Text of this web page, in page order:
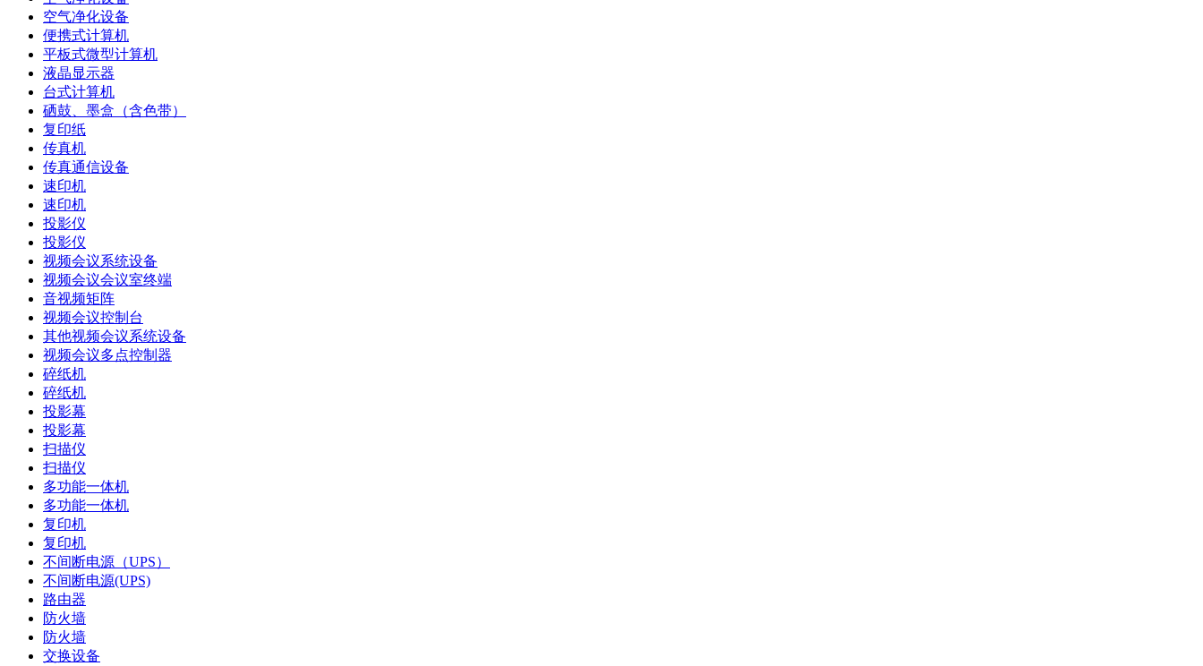
空气净化设备
便携式计算机
平板式微型计算机
液晶显示器
台式计算机
硒鼓、墨盒（含色带）
复印纸
传真机
传真通信设备
速印机
速印机
投影仪
投影仪
视频会议系统设备
视频会议会议室终端
音视频矩阵
视频会议控制台
其他视频会议系统设备
视频会议多点控制器
碎纸机
碎纸机
投影幕
投影幕
扫描仪
扫描仪
多功能一体机
多功能一体机
复印机
复印机
不间断电源（UPS）
不间断电源(UPS)
路由器
防火墙
防火墙
交换设备